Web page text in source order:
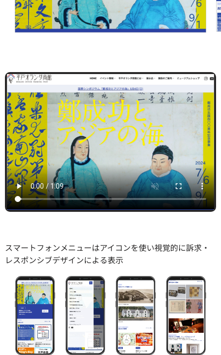
スマートフォンメニューはアイコンを使い視覚的に訴求・
レスポンシブデザインによる表示